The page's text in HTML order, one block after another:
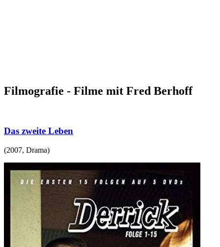
Filmografie - Filme mit Fred Berhoff
Das zweite Leben
(2007, Drama)